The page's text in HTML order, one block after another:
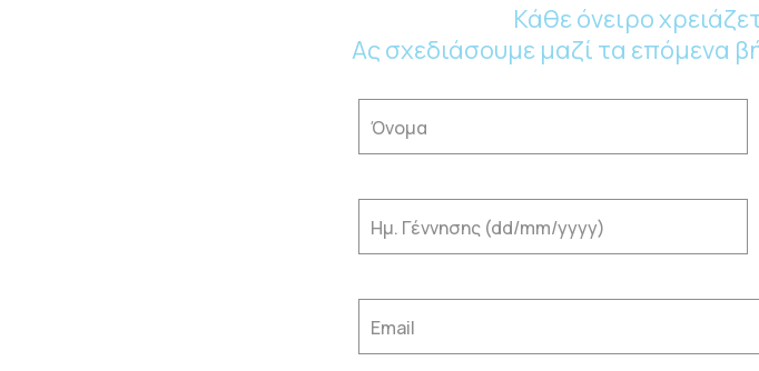
Κάθε όνειρο
Ας σχεδιάσουμε μαζί τα επόμενα